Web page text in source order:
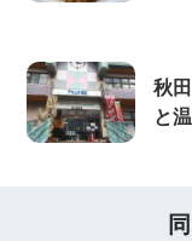
秋
と